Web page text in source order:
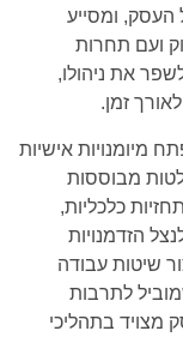
העסק, ומסייע
ועם תחרות
את ניהולו,
זמן.
מיומנויות אישיות
מבוססות
כלכליות,
הזדמנויות
שיטות עבודה
לתרבות
מצויד בתהליכי